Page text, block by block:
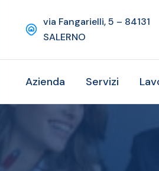
via Fangarielli, 5 – 84131
SALERNO
Azienda Servizi